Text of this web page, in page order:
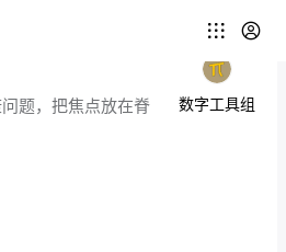
题，把焦点放在脊
数字工具组